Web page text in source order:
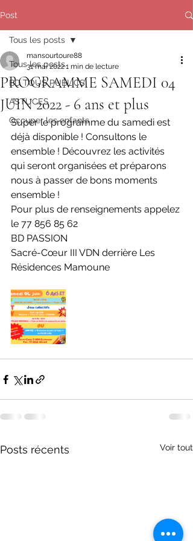
Post
Tous les posts
BD TOUS PUBLICS
ASTUCES
Occuper les enfants
Tous les posts
PROGRAMME SAMEDI 04
JUIN 2022 - 6 ans et plus
mansourtoure88
31 mai 20221 min de lecture
Super le programme du samedi est
déjà disponible ! Consultons le
ensemble ! Découvrez les activités
qui seront organisées et préparons
nous à passer de bons moments
ensemble !
Pour plus de renseignements appelez
le 77 856 85 62
BD PASSION
Sacré-Cœur III VDN derrière Les
Résidences Mamoune
Posts récents Voir tout